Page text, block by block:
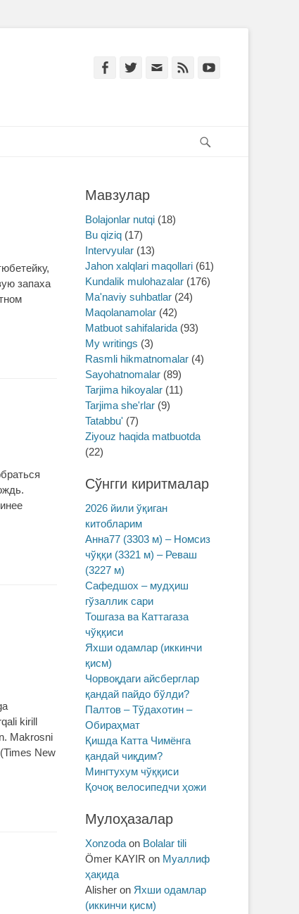
Facebook
Twitter Email Feed
запаха
kirill
Makrosni
New
Мавзулар
Bolajonlar nutqi (18)
Bu qiziq (17)
Intervyular (13)
Jahon xalqlari maqollari (61)
Kundalik mulohazalar (176)
Ma'naviy suhbatlar (24)
Maqolanamolar (42)
Matbuot sahifalarida (93)
My writings (3)
Rasmli hikmatnomalar (4)
Sayohatnomalar (89)
Tarjima hikoyalar (11)
Tarjima she'rlar (9)
Tatabbu' (7)
Ziyouz haqida matbuotda
(22)
Сўнгги киритмалар
2026 йили ўқиган
китобларим
Анна77 (3303 м) – Номсиз
чўққи (3321 м) – Реваш
(3227 м)
Сафедшох – мудҳиш
гўзаллик сари
Тошгаза ва Каттагаза
чўққиси
Яхши одамлар (иккинчи
қисм)
Чорвоқдаги айсберглар
қандай пайдо бўлди?
Палтов – Тўдахотин –
Обираҳмат
Қишда Катта Чимёнга
қандай чиқдим?
Мингтухум чўққиси
Қочоқ велосипедчи ҳожи
Мулоҳазалар
Xonzoda on Bolalar tili
Ömer KAYIR on Муаллиф
ҳақида
Alisher on Яхши одамлар
(иккинчи қисм)